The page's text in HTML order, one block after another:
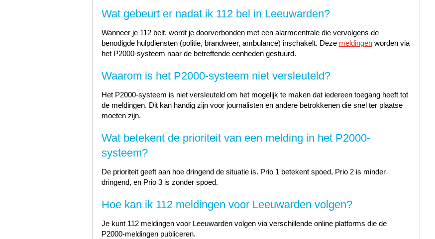
Wat gebeurt er nadat ik 112 bel in Leeuwarden?
Wanneer je 112 belt, wordt je doorverbonden met een alarmcentrale die vervolgens de
benodigde hulpdiensten (politie, brandweer, ambulance) inschakelt. Deze meldingenworden via
het P2000-systeem naar de betreffende eenheden gestuurd.
Waarom is het P2000-systeem niet versleuteld?
Het P2000-systeem is niet versleuteld om het mogelijk te maken dat iedereen toegang heeft tot
de meldingen. Dit kan handig zijn voor journalisten en andere betrokkenen die snel ter plaatse
moeten zijn.
Wat betekent de prioriteit van een melding in het P2000-
systeem?
De prioriteit geeft aan hoe dringend de situatie is. Prio 1 betekent spoed, Prio 2 is minder
dringend, en Prio 3 is zonder spoed.
Hoe kan ik 112 meldingen voor Leeuwarden volgen?
Je kunt 112 meldingen voor Leeuwarden volgen via verschillende online platforms die de
P2000-meldingen publiceren.